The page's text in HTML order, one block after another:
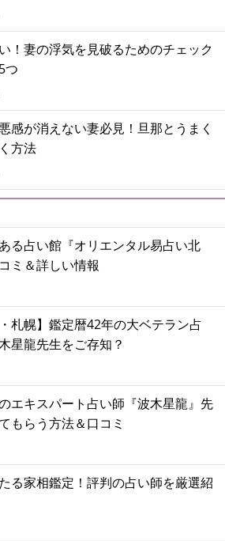
！妻の浮気を見破るためのチェック
つ
感が消えない妻必見！旦那とうまく
方法
る占い館『オリエンタル易占い北
ミ＆詳しい情報
・札幌】鑑定暦42年の大ベテラン占
星龍先生をご存知？
エキスパート占い師『波木星龍』先
もらう方法＆口コミ
る家相鑑定！評判の占い師を厳選紹